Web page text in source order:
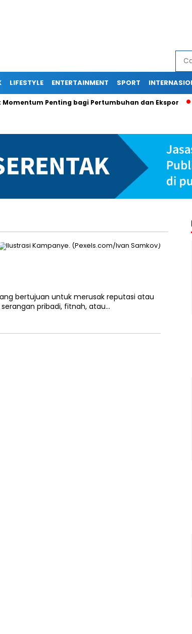
LIFESTYLE ENTERTAINMENT SPORT
Penting bagi Pertumbuhan dan Ekspor
bertujuan untuk merusak reputasi atau
pribadi, fitnah, atau…